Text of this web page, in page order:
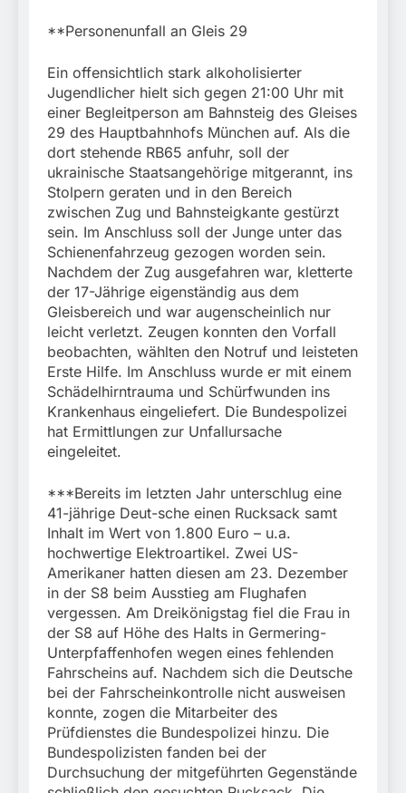
**Personenunfall an Gleis 29
Ein offensichtlich stark alkoholisierter
Jugendlicher hielt sich gegen 21:00 Uhr mit
einer Begleitperson am Bahnsteig des Gleises
29 des Hauptbahnhofs München auf. Als die
dort stehende RB65 anfuhr, soll der
ukrainische Staatsangehörige mitgerannt, ins
Stolpern geraten und in den Bereich
zwischen Zug und Bahnsteigkante gestürzt
sein. Im Anschluss soll der Junge unter das
Schienenfahrzeug gezogen worden sein.
Nachdem der Zug ausgefahren war, kletterte
der 17-Jährige eigenständig aus dem
Gleisbereich und war augenscheinlich nur
leicht verletzt. Zeugen konnten den Vorfall
beobachten, wählten den Notruf und leisteten
Erste Hilfe. Im Anschluss wurde er mit einem
Schädelhirntrauma und Schürfwunden ins
Krankenhaus eingeliefert. Die Bundespolizei
hat Ermittlungen zur Unfallursache
eingeleitet.
***Bereits im letzten Jahr unterschlug eine
41-jährige Deut-sche einen Rucksack samt
Inhalt im Wert von 1.800 Euro – u.a.
hochwertige Elektroartikel. Zwei US-
Amerikaner hatten diesen am 23. Dezember
in der S8 beim Ausstieg am Flughafen
vergessen. Am Dreikönigstag fiel die Frau in
der S8 auf Höhe des Halts in Germering-
Unterpfaffenhofen wegen eines fehlenden
Fahrscheins auf. Nachdem sich die Deutsche
bei der Fahrscheinkontrolle nicht ausweisen
konnte, zogen die Mitarbeiter des
Prüfdienstes die Bundespolizei hinzu. Die
Bundespolizisten fanden bei der
Durchsuchung der mitgeführten Gegenstände